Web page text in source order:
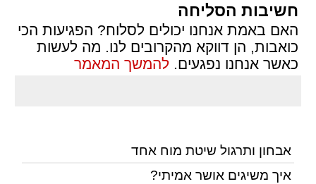
חשיבות הסליחה
האם באמת אנחנו יכולים לסלוח? הפגיעות הכי
כואבות, הן דווקא מהקרובים לנו. מה לעשות
כאשר אנחנו נפגעים. להמשך המאמר
אבחון ותרגול שיטת מוח אחד
איך משיגים אושר אמיתי?